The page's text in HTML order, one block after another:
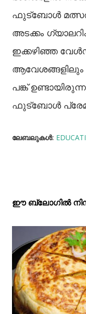
ഫുട്ബോൾ
അടക്കം
ഇക്കഴിഞ്ഞ
ആവേശങ്ങളിലും
പങ്ക്
ഫുട്ബോൾ
ലേബലുകള്‍:
ഈ ബ്ലോഗിൽ